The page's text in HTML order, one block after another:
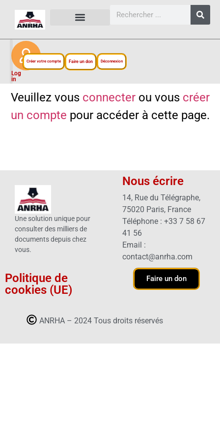
Log
in
Créer votre compte Faire un don Déconnexion
Veuillez vous connecterou vous créer
un compte pour accéder à cette page.
Une solution unique pour
consulter des milliers de
documents depuis chez
vous.
Politique de
cookies (UE)
Nous écrire
14, Rue du Télégraphe,
75020 Paris, France
Téléphone : +33 7 58 67
41 56
Email :
contact@anrha.com
Faire un don
ANRHA – 2024 Tous droits réservés